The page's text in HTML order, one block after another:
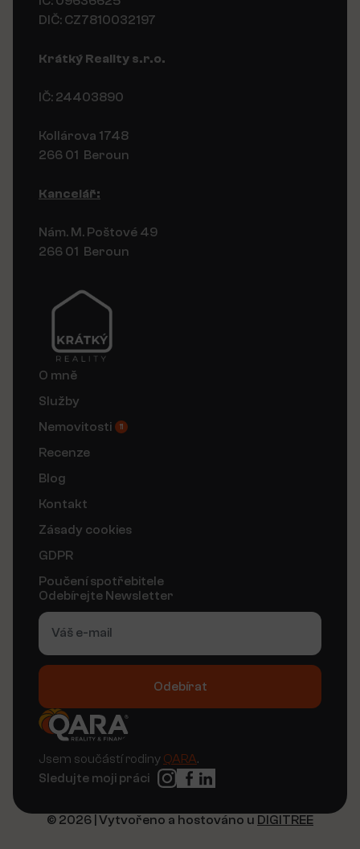
DIČ: CZ7810032197
Krátký Reality s.r.o.
IČ: 24403890
Kollárova 1748
266 01 Beroun
Kancelář:
Nám. M. Poštové 49
266 01 Beroun
O mně
Služby
Nemovitosti
11
Recenze
Blog
Kontakt
Zásady cookies
GDPR
Poučení spotřebitele
Odebírejte Newsletter
Odebírat
Alternative:
Jsem součástí rodiny QARA.
Sledujte moji práci
© 2026 | Vytvořeno a hostováno u DIGITREE